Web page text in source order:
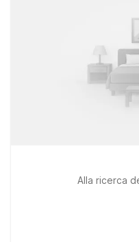
Alla ricerca